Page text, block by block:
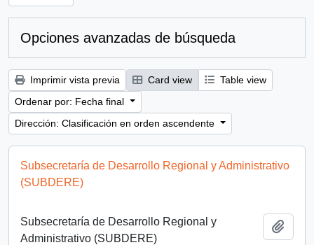
Opciones avanzadas de búsqueda
Imprimir vista previa Card view
Table view
Ordenar por: Fecha final
Dirección: Clasificación en orden ascendente
Subsecretaría de Desarrollo Regional y Administrativo
(SUBDERE)
Subsecretaría de Desarrollo Regional y
Administrativo (SUBDERE)